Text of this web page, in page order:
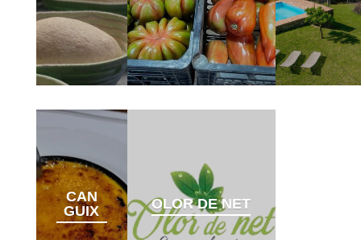
CAN
GUIX
OLOR DE NET